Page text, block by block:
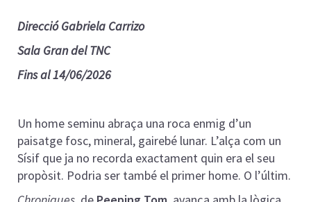
Direcció Gabriela Carrizo
Sala Gran del TNC
Fins al 14/06/2026
Un home seminu abraça una roca enmig d’un
paisatge fosc, mineral, gairebé lunar. L’alça com un
Sísif que ja no recorda exactament quin era el seu
propòsit. Podria ser també el primer home. O l’últim.